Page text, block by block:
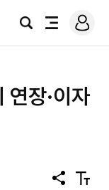
검
전
로
그
연장·이자
공
텍